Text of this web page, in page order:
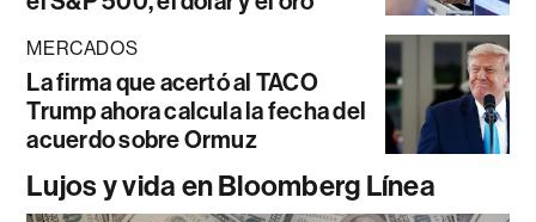
MERCADOS
La firma que acertó al TACO
Trump ahora calcula la fecha del
acuerdo sobre Ormuz
Lujos y vida en Bloomberg Línea